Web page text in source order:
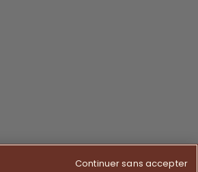
Continuer sans accepter